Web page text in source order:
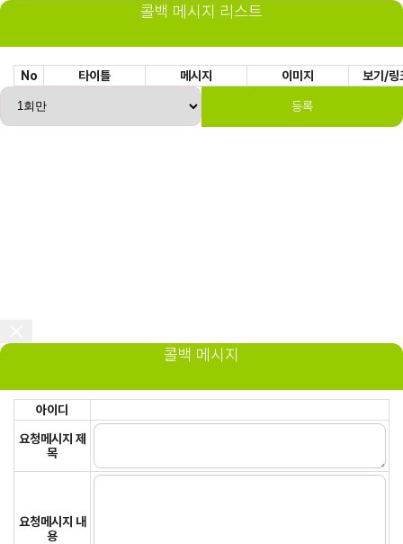
콜백 메시지 리스트
No 타이틀 메시지 이미지 보기/링
등록
콜백 메시지
아이디
요청메시지 제
목
요청메시지 내
용